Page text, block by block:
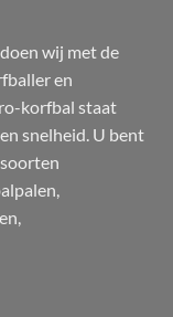
wij met de
en
korfbal staat
snelheid. U bent